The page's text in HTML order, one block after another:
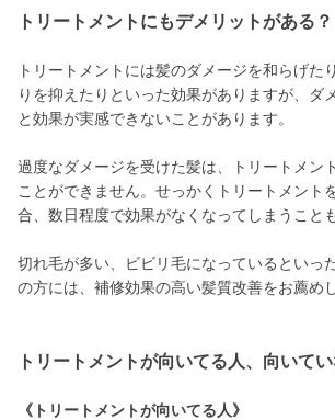
トリートメントにもデメリットがある？
トリートメントには髪のダメージを和らげた
りを抑えたりといった効果がありますが、ダ
と効果が実感できないことがあります。
過度なダメージを受けた髪は、トリートメン
ことができません。せっかくトリートメント
合、数日程度で効果がなくなってしまうことも
切れ毛が多い、ビビリ毛になっているといっ
の方には、補修効果の高い髪質改善をお薦め
トリートメントが向いてる人、向いて
《トリートメントが向いてる人》